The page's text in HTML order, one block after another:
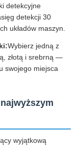
detekcyjne
detekcji 30
układów maszyn.
Wybierz jedną z
złotą i srebrną —
swojego miejsca
wyjątkową